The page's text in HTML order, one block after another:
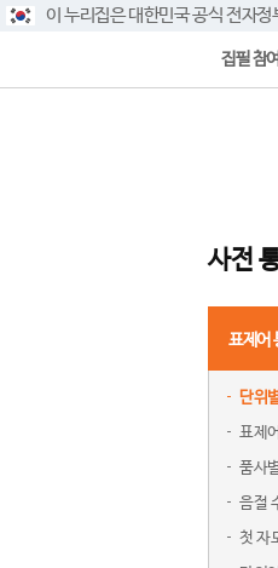
이 누리집은 대한민국 공식 전자
집필 참
사전
표제어
단위
표제
품사
음절
첫 자